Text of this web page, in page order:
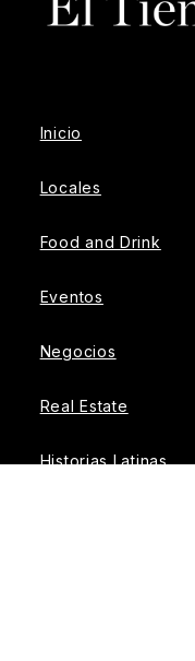
Inicio
Locales
Food and Drink
Eventos
Negocios
Real Estate
Historias Latinas